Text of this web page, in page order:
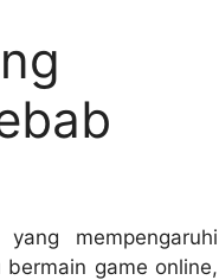
mempengaruhi
game online,